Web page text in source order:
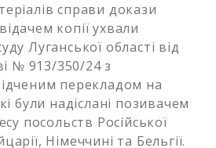
справи докази
копії ухвали
Луганської області від
№ 913/350/24 з
перекладом на
були надіслані позивачем
посольств Російської
Німеччині та Бельгії.